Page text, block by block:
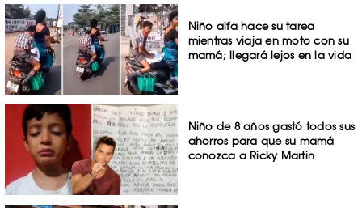
Niño alfa hace su tarea
mientras viaja en moto con su
mamá; llegará lejos en la vida
Niño de 8 años gastó todos sus
ahorros para que su mamá
conozca a Ricky Martin